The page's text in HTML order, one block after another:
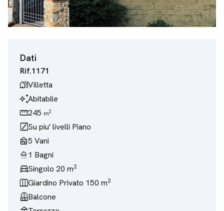
Dati
Rif.1171
holiday_villageVilletta
temp_preferences_customAbitabile
straighten245 m2
stairsSu piu' livelli Piano
nest_multi_room5 Vani
shower1 Bagni
directions_carSingolo 20 m2
outdoor_gardenGiardino Privato 150 m2
balconyBalcone